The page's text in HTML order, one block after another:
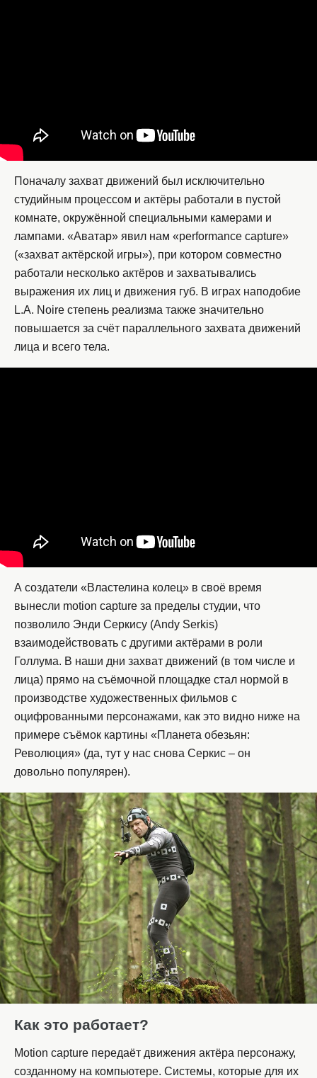
Поначалу захват движений был исключительно
студийным процессом и актёры работали в пустой
комнате, окружённой специальными камерами и
лампами. «Аватар» явил нам «performance capture»
(«захват актёрской игры»), при котором совместно
работали несколько актёров и захватывались
выражения их лиц и движения губ. В играх наподобие
L.A. Noire степень реализма также значительно
повышается за счёт параллельного захвата движений
лица и всего тела.
А создатели «Властелина колец» в своё время
вынесли motion capture за пределы студии, что
позволило Энди Серкису (Andy Serkis)
взаимодействовать с другими актёрами в роли
Голлума. В наши дни захват движений (в том числе и
лица) прямо на съёмочной площадке стал нормой в
производстве художественных фильмов с
оцифрованными персонажами, как это видно ниже на
примере съёмок картины «Планета обезьян:
Революция» (да, тут у нас снова Серкис – он
довольно популярен).
Как это работает?
Motion capture передаёт движения актёра персонажу,
созданному на компьютере. Системы, которые для их